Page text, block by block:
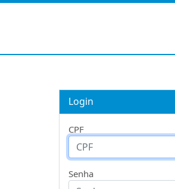
Login
CPF
Senha